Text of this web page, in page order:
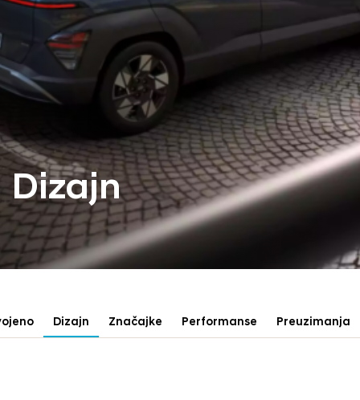
Dizajn
Dizajn Značajke Performanse Preuzimanja